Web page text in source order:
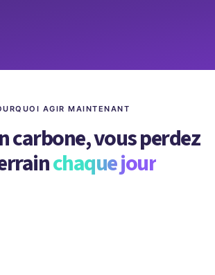
AGIR MAINTENANT
carbone, vous perdez
chaque jour